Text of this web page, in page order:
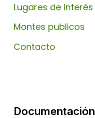
Lugares de interés
Montes publicos
Contacto
Documentación